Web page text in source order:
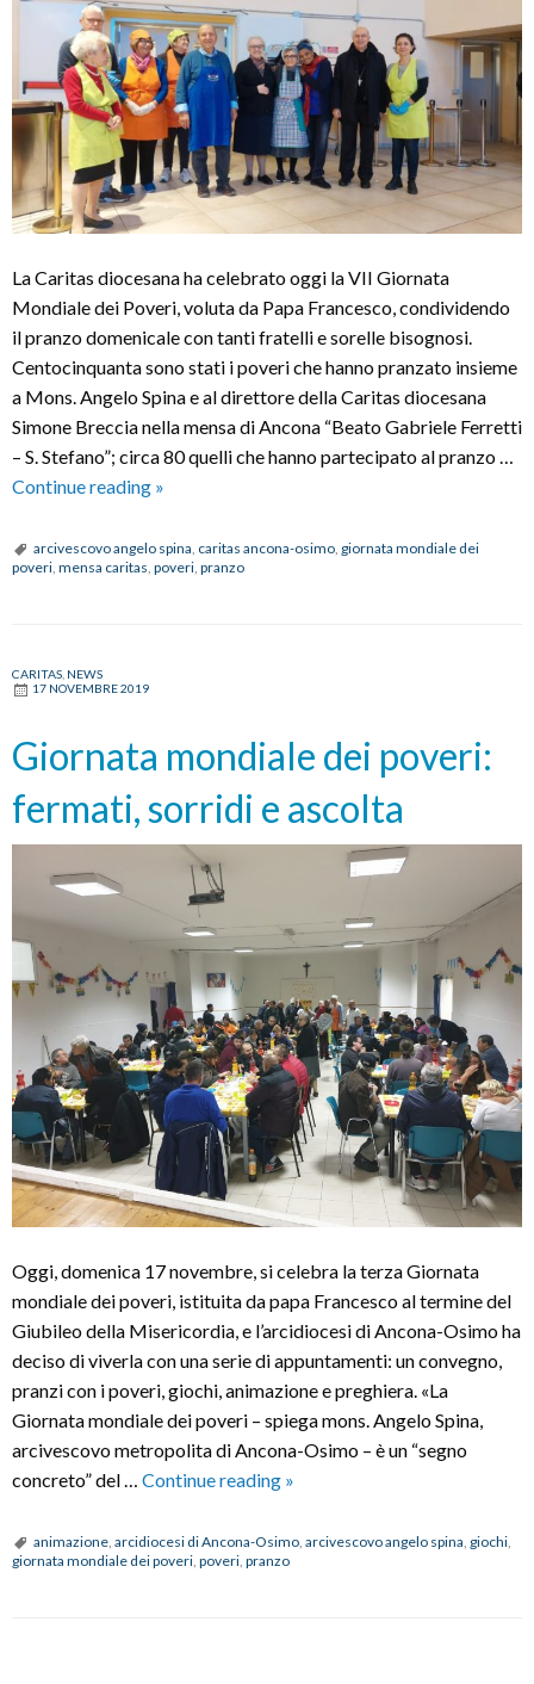
La Caritas diocesana ha celebrato oggi la VII Giornata
Mondiale dei Poveri, voluta da Papa Francesco, condividendo
il pranzo domenicale con tanti fratelli e sorelle bisognosi.
Centocinquanta sono stati i poveri che hanno pranzato insieme
a Mons. Angelo Spina e al direttore della Caritas diocesana
Simone Breccia nella mensa di Ancona “Beato Gabriele Ferretti
– S. Stefano”; circa 80 quelli che hanno partecipato al pranzo …
Continue reading VII
mondiale
dei
persone
ad
Ancona
Osimo
»
arcivescovo angelo spina, caritas ancona-osimo, giornata mondiale dei
poveri, mensa caritas, poveri, pranzo
CARITAS NEWS
17 NOVEMBRE 2019
Giornata mondiale dei poveri:
fermati, sorridi e ascolta
Oggi, domenica 17 novembre, si celebra la terza Giornata
mondiale dei poveri, istituita da papa Francesco al termine del
Giubileo della Misericordia, e l’arcidiocesi di Ancona-Osimo ha
deciso di viverla con una serie di appuntamenti: un convegno,
pranzi con i poveri, giochi, animazione e preghiera. «La
Giornata mondiale dei poveri – spiega mons. Angelo Spina,
arcivescovo metropolita di Ancona-Osimo – è un “segno
concreto” del … Continue reading Giornata
dei
poveri:
»
animazione, arcidiocesi di Ancona-Osimo, arcivescovo angelo spina, giochi,
giornata mondiale dei poveri, poveri, pranzo